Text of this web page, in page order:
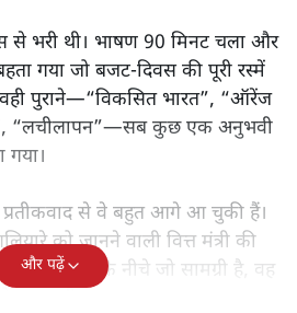
से भरी थी। भाषण 90 मिनट चला और
गया जो बजट‑दिवस की पूरी रस्में
पुराने—“विकसित भारत”, “ऑरेंज
“लचीलापन”—सब कुछ एक अनुभवी
गया।
प्रतीकवाद से वे बहुत आगे आ चुकी हैं।
को जानने वाली वित्त मंत्री की
के नीचे जो सामग्री है, वह
भरी।
और पढ़ें